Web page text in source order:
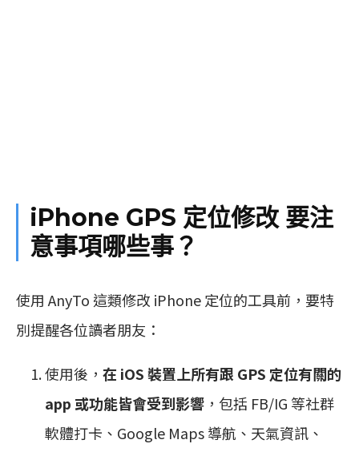
iPhone GPS 定位修改 要注
意事項哪些事？
使用 AnyTo 這類修改 iPhone 定位的工具前，要特
別提醒各位讀者朋友：
使用後， 在 iOS 裝置上所有跟 GPS 定位有關的
app 或功能皆會受到影響 ，包括 FB/IG 等社群
軟體打卡、Google Maps 導航、天氣資訊、